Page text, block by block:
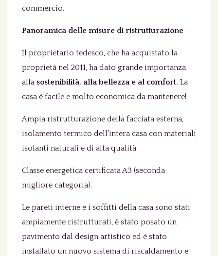
commercio.
Panoramica delle misure di ristrutturazione
Il proprietario tedesco, che ha acquistato la
proprietà nel 2011, ha dato grande importanza
alla sostenibilità, alla bellezza e al comfort. La
casa è facile e molto economica da mantenere!
Ampia ristrutturazione della facciata esterna,
isolamento termico dell’intera casa con materiali
isolanti naturali e di alta qualità.
Classe energetica certificata A3 (seconda
migliore categoria).
Le pareti interne e i soffitti della casa sono stati
ampiamente ristrutturati, è stato posato un
pavimento dal design artistico ed è stato
installato un nuovo sistema di riscaldamento e